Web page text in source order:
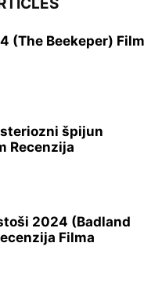
(The Beekeper) Film
špijun
Recenzija
2024 (Badland
Filma